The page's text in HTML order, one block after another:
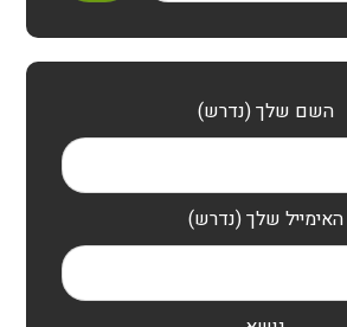
השם שלך (נדרש)
האימייל שלך (נדרש)